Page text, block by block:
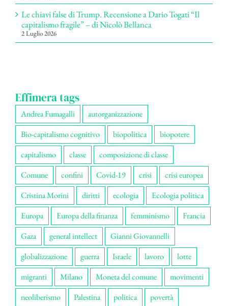
Le chiavi false di Trump. Recensione a Dario Togati “Il
capitalismo fragile” – di Nicolò Bellanca
2 Luglio 2026
Effimera tags
Andrea Fumagalli
autorganizzazione
Bio-capitalismo cognitivo
biopolitica
biopotere
capitalismo
classe
composizione di classe
Comune
confini Covid-19 crisi
crisi europea
Cristina Morini
diritti ecologia
Ecologia politica
Europa
Europa della finanza femminismo
Francia
Gaza
general intellect
Gianni Giovannelli
globalizzazione
guerra Israele lavoro
lotte
migranti
Milano Moneta del comune
movimenti
neoliberismo
Palestina politica povertà